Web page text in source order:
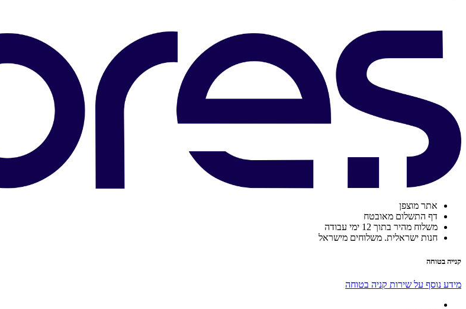
אתר מוצפן
דף התשלום מאובטח
משלוח מהיר בתוך 12 ימי עבודה
חנות ישראלית. משלוחים מישראל
קנייה בטוחה
מידע נוסף על שירות קניה בטוחה